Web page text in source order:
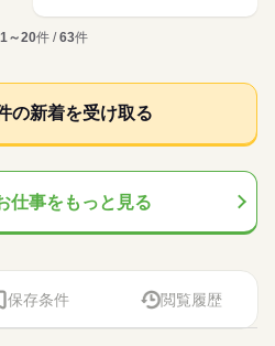
1～20件 /63件
の新着を受け取る
仕事をもっと見る
保存条件 閲覧履歴